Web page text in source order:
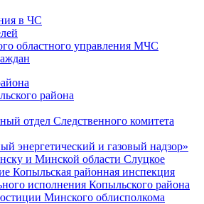
в ЧС
областного управления МЧС
района
отдел Следственного комитета
энергетический и газовый надзор»
и Минской области Слуцкое
Копыльская районная инспекция
исполнения Копыльского района
Минского облисполкома